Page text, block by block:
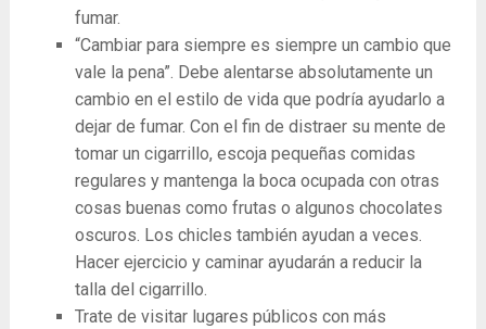
fumar.
“Cambiar para siempre es siempre un cambio que
vale la pena”. Debe alentarse absolutamente un
cambio en el estilo de vida que podría ayudarlo a
dejar de fumar. Con el fin de distraer su mente de
tomar un cigarrillo, escoja pequeñas comidas
regulares y mantenga la boca ocupada con otras
cosas buenas como frutas o algunos chocolates
oscuros. Los chicles también ayudan a veces.
Hacer ejercicio y caminar ayudarán a reducir la
talla del cigarrillo.
Trate de visitar lugares públicos con más